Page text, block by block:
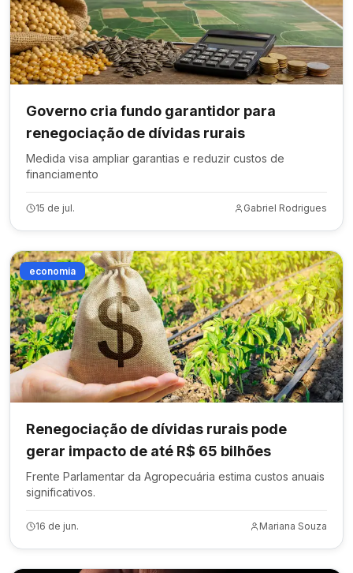
Governo cria fundo garantidor para
renegociação de dívidas rurais
Medida visa ampliar garantias e reduzir custos de
financiamento
15 de jul. Gabriel Rodrigues
economia
Renegociação de dívidas rurais pode
gerar impacto de até R$ 65 bilhões
Frente Parlamentar da Agropecuária estima custos anuais
significativos.
16 de jun. Mariana Souza